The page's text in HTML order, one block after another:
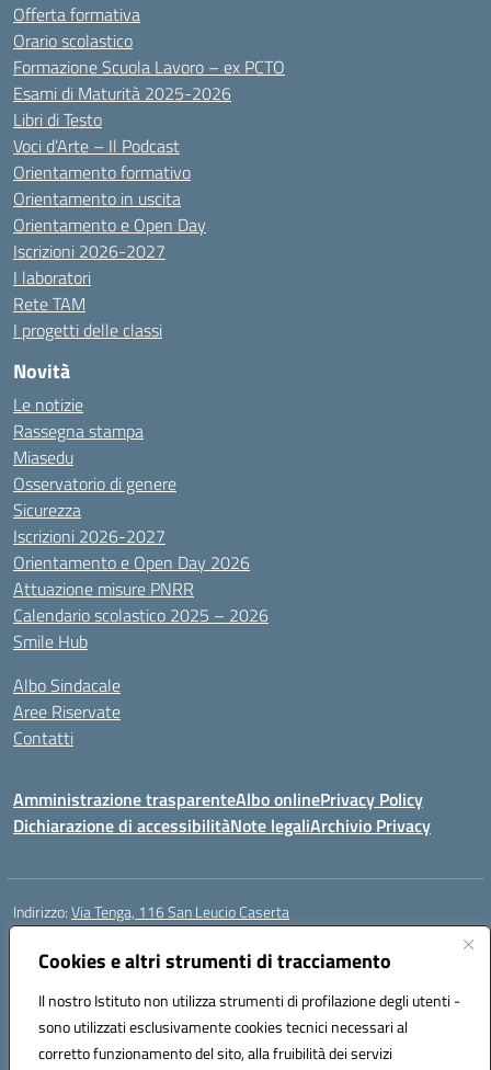
Cookies e altri strumenti di tracciamento
Il nostro Istituto non utilizza strumenti di profilazione degli utenti -
sono utilizzati esclusivamente cookies tecnici necessari al
corretto funzionamento del sito, alla fruibilità dei servizi
Offerta formativa
Orario scolastico
Formazione Scuola Lavoro – ex PCTO
Esami di Maturità 2025-2026
Libri di Testo
Voci d’Arte – Il Podcast
Orientamento formativo
Orientamento in uscita
Orientamento e Open Day
Iscrizioni 2026-2027
I laboratori
Rete TAM
I progetti delle classi
Novità
Le notizie
Rassegna stampa
Miasedu
Osservatorio di genere
Sicurezza
Iscrizioni 2026-2027
Orientamento e Open Day 2026
Attuazione misure PNRR
Calendario scolastico 2025 – 2026
Smile Hub
Albo Sindacale
Aree Riservate
Contatti
Amministrazione trasparenteAlbo onlinePrivacy Policy
Dichiarazione di accessibilitàNote legaliArchivio Privacy
Indirizzo:Via Tenga, 116 San Leucio Caserta
Centralino:
Posta elettronica certificata (PEC):ceis042009@pec.istruzione.it
Codice fiscale: 93098380616
Codice meccanografico:CEIS042009
Codice Indice delle Pubbliche Amministrazioni (IPA): islasleu